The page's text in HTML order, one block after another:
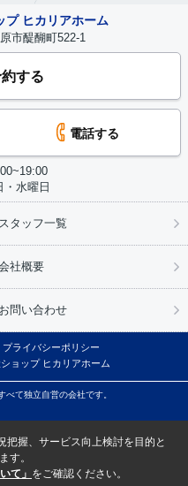
プ ヒカリアホーム
市醍醐町522-1
する
電話する
・水曜日
スタッフ一覧
社概要
お問い合わせ
プライバシーポリシー
ョップ ヒカリアホーム
て独立自営の会社です。
把握、サービス向上検討を目的と
す。
て」 をご確認ください。